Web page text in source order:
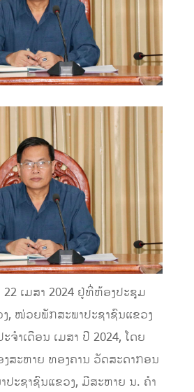
ເມສາ 2024 ຢູ່ທີ່ຫ້ອງປະຊຸມ
, ໜ່ວຍພັກສະພາປະຊາຊົນແຂວງ
ຈໍາເດືອນ ເມສາ ປີ 2024, ໂດຍ
ສະຫາຍ ທອງຄານ ວັດສະດາກອນ
ະຊາຊົນແຂວງ, ມີສະຫາຍ ນ. ຄໍາ